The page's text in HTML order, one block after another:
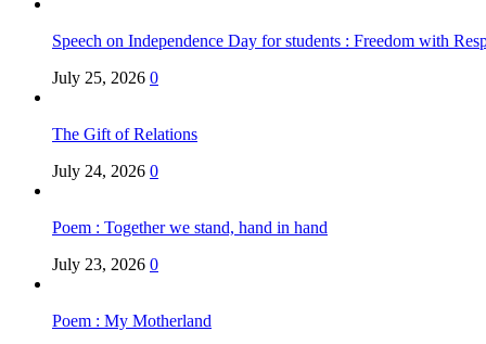
Speech on Independence Day for students : Freedom with
July 25, 2026 0
The Gift of Relations
July 24, 2026 0
Poem : Together we stand, hand in hand
July 23, 2026 0
Poem : My Motherland